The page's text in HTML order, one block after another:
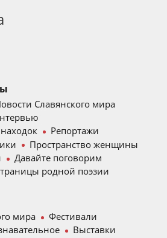
Славянского мира
Репортажи
Пространство женщины
Давайте поговорим
родной поэзии
мира
Фестивали
Выставки